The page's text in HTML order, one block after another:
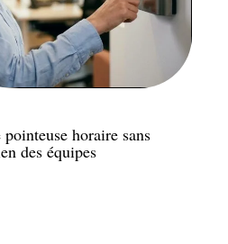
horaire sans
des équipes